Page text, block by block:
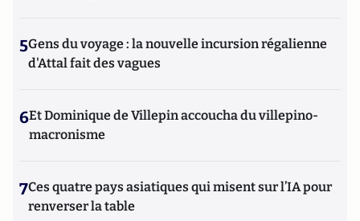
5Gens du voyage : la nouvelle incursion régalienne
d'Attal fait des vagues
6Et Dominique de Villepin accoucha du villepino-
macronisme
7Ces quatre pays asiatiques qui misent sur l’IA pour
renverser la table